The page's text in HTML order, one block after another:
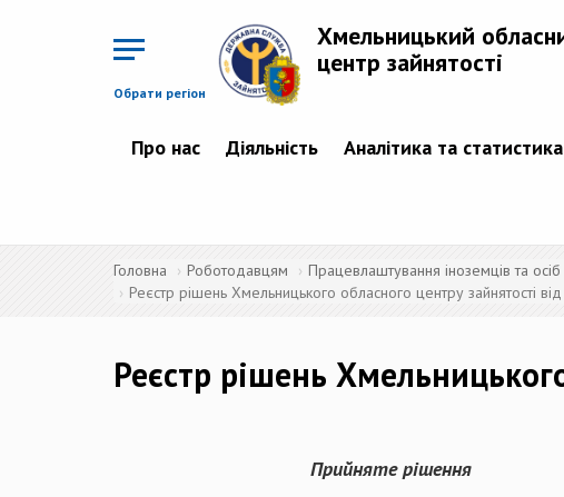
Обрати регіон
Хмельницький
центр зайнятості
Про нас Діяльність Аналітика та статистика
Головна Роботодавцям Працевлаштування іноземців та
Реєстр рішень Хмельницького обласного центру зайнятості
Реєстр рішень
Прийняте рішення